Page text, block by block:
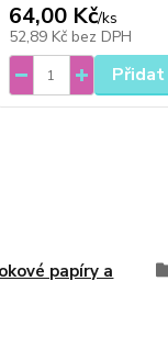
64,00 Kč/ks
52,89 Kč bez DPH
Přidat
papíry a